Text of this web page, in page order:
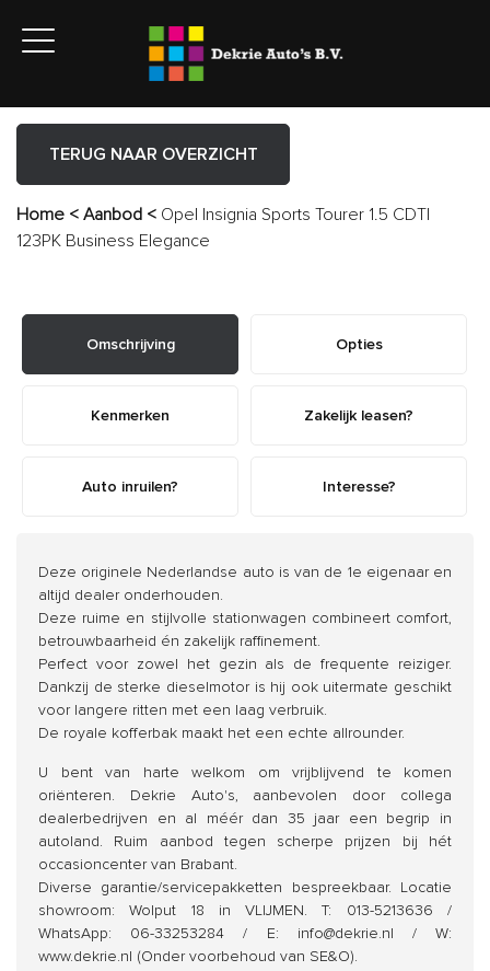
TERUG NAAR OVERZICHT
Home < Aanbod < Opel Insignia Sports Tourer 1.5 CDTI
123PK Business Elegance
Omschrijving Opties
Kenmerken Zakelijk leasen?
Auto inruilen? Interesse?
Deze originele Nederlandse auto is van de 1e eigenaar en
altijd dealer onderhouden.
Deze ruime en stijlvolle stationwagen combineert comfort,
betrouwbaarheid én zakelijk raffinement.
Perfect voor zowel het gezin als de frequente reiziger.
Dankzij de sterke dieselmotor is hij ook uitermate geschikt
voor langere ritten met een laag verbruik.
De royale kofferbak maakt het een echte allrounder.
U bent van harte welkom om vrijblijvend te komen
oriënteren. Dekrie Auto's, aanbevolen door collega
dealerbedrijven en al méér dan 35 jaar een begrip in
autoland. Ruim aanbod tegen scherpe prijzen bij hét
occasioncenter van Brabant.
Diverse garantie/servicepakketten bespreekbaar. Locatie
showroom: Wolput 18 in VLIJMEN. T: 013-5213636 /
WhatsApp: 06-33253284 / E: info@dekrie.nl / W:
www.dekrie.nl (Onder voorbehoud van SE&O).